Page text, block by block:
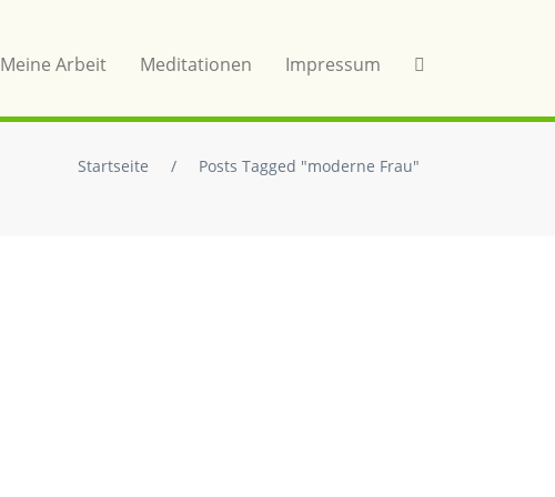
Meine Arbeit Meditationen Impressum
Startseite / Posts Tagged "moderne Frau"